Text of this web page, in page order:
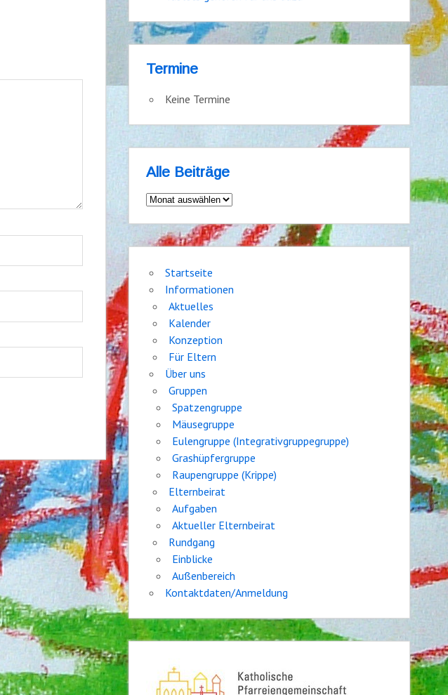
Termine
Keine Termine
Alle Beiträge
Alle
Beiträge
Startseite
Informationen
Aktuelles
Kalender
Konzeption
Für Eltern
Über uns
Gruppen
Spatzengruppe
Mäusegruppe
Eulengruppe (Integrativgruppegruppe)
Grashüpfergruppe
Raupengruppe (Krippe)
Elternbeirat
Aufgaben
Aktueller Elternbeirat
Rundgang
Einblicke
Außenbereich
Kontaktdaten/Anmeldung